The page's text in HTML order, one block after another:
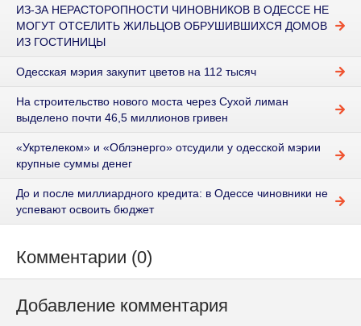
ИЗ-ЗА НЕРАСТОРОПНОСТИ ЧИНОВНИКОВ В ОДЕССЕ НЕ
МОГУТ ОТСЕЛИТЬ ЖИЛЬЦОВ ОБРУШИВШИХСЯ ДОМОВ
ИЗ ГОСТИНИЦЫ
Одесская мэрия закупит цветов на 112 тысяч
На строительство нового моста через Сухой лиман
выделено почти 46,5 миллионов гривен
«Укртелеком» и «Облэнерго» отсудили у одесской мэрии
крупные суммы денег
До и после миллиардного кредита: в Одессе чиновники не
успевают освоить бюджет
Комментарии (0)
Добавление комментария